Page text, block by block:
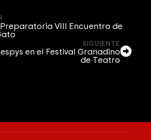
VIII Encuentro de
SIGUIENTE
en el Festival Granadino
de Teatro